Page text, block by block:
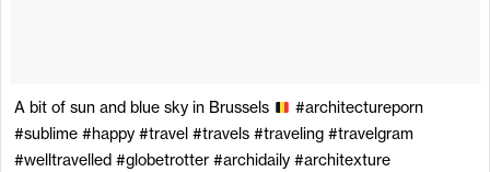
A bit of sun and blue sky in Brussels
#architectureporn
#sublime #happy #travel #travels #traveling #travelgram
#welltravelled #globetrotter #archidaily #architexture